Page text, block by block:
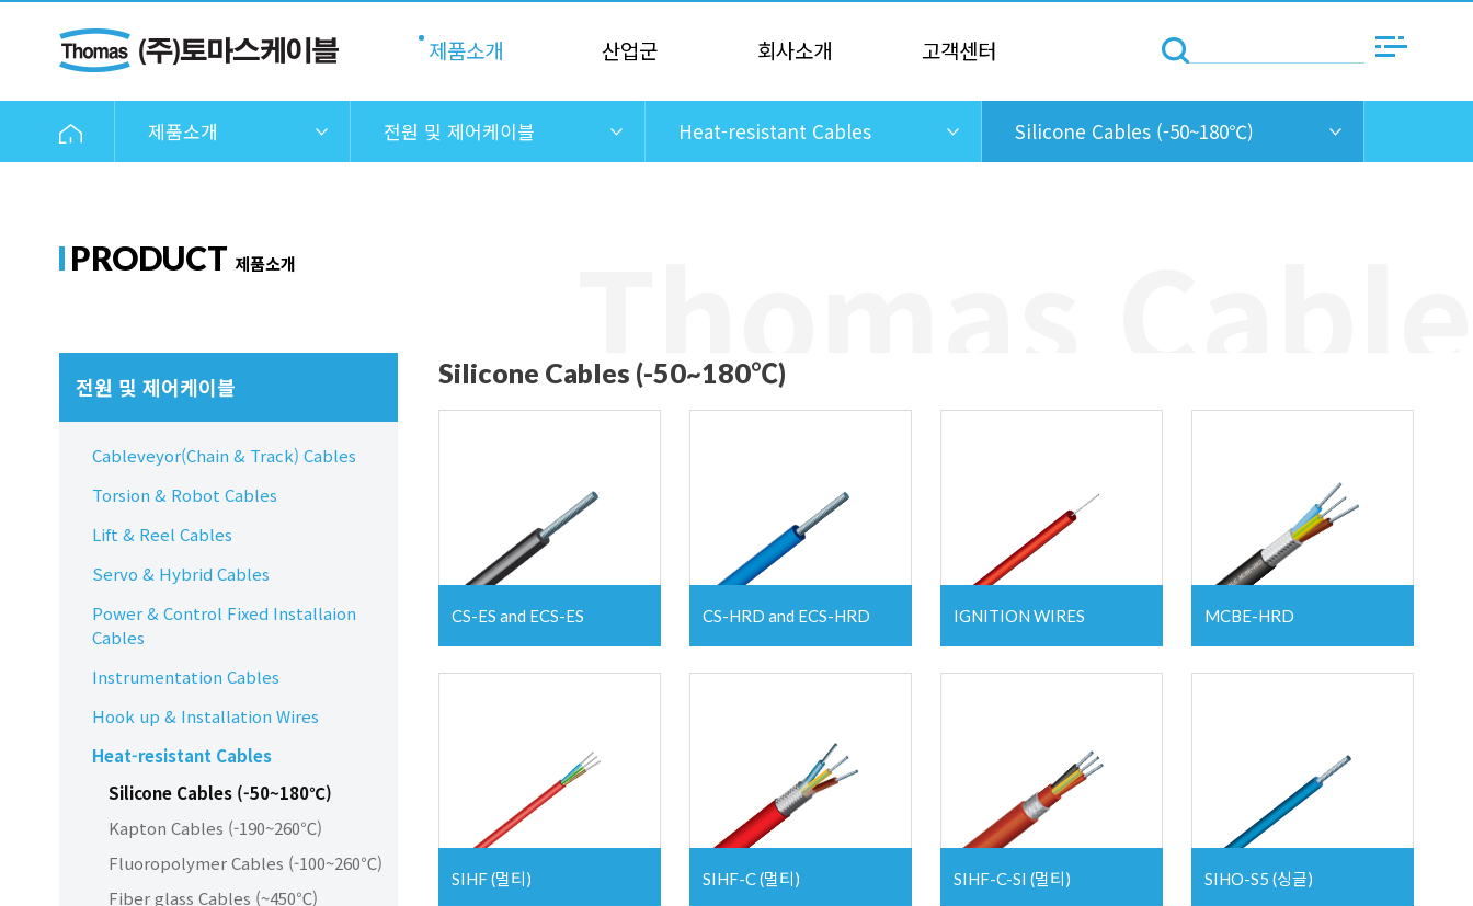
제품소개 산업군 회사소개 고객센터
제품소개 전원 및 제어케이블 Heat-resistant Cables Silicone Cables (-50~180℃)
PRODUCT 제품소개
전원 및 제어케이블
Cableveyor(Chain & Track) Cables
Torsion & Robot Cables
Lift & Reel Cables
Servo & Hybrid Cables
Power & Control Fixed Installaion
Cables
Instrumentation Cables
Hook up & Installation Wires
Heat-resistant Cables
Silicone Cables (-50~180℃)
Kapton Cables (-190~260℃)
Fluoropolymer Cables (-100~260℃)
Fiber glass Cables (~450℃)
Silicone Cables (-50~180℃)
CS-ES and ECS-ES CS-HRD and ECS-HRD IGNITION WIRES MCBE-HRD
SIHF (멀티) SIHF-C (멀티) SIHF-C-SI (멀티) SIHO-S5 (싱글)